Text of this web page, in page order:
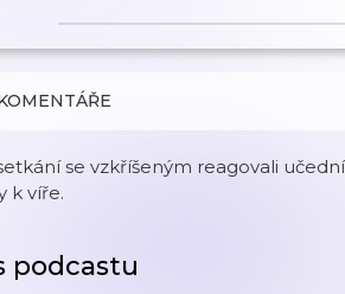
se vzkříšeným reagovali
k víře.
podcastu